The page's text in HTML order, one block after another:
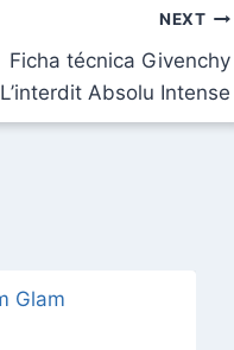
NEXT
Ficha técnica Givenchy
L’interdit Absolu Intense